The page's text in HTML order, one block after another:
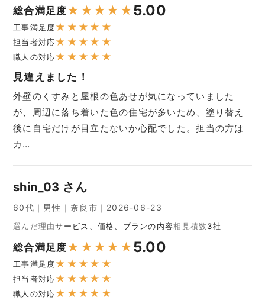
総合満足度★ ★ ★ ★ ★5.00
工事満足度★ ★ ★ ★ ★
担当者対応★ ★ ★ ★ ★
職人の対応★ ★ ★ ★ ★
見違えました！
外壁のくすみと屋根の色あせが気になっていました
が、周辺に落ち着いた色の住宅が多いため、塗り替え
後に自宅だけが目立たないか心配でした。担当の方は
カ…
shin_03 さん
60代｜男性｜奈良市｜2026-06-23
選んだ理由サービス、価格、プランの内容相見積数3社
総合満足度★ ★ ★ ★ ★5.00
工事満足度★ ★ ★ ★ ★
担当者対応★ ★ ★ ★ ★
職人の対応★ ★ ★ ★ ★